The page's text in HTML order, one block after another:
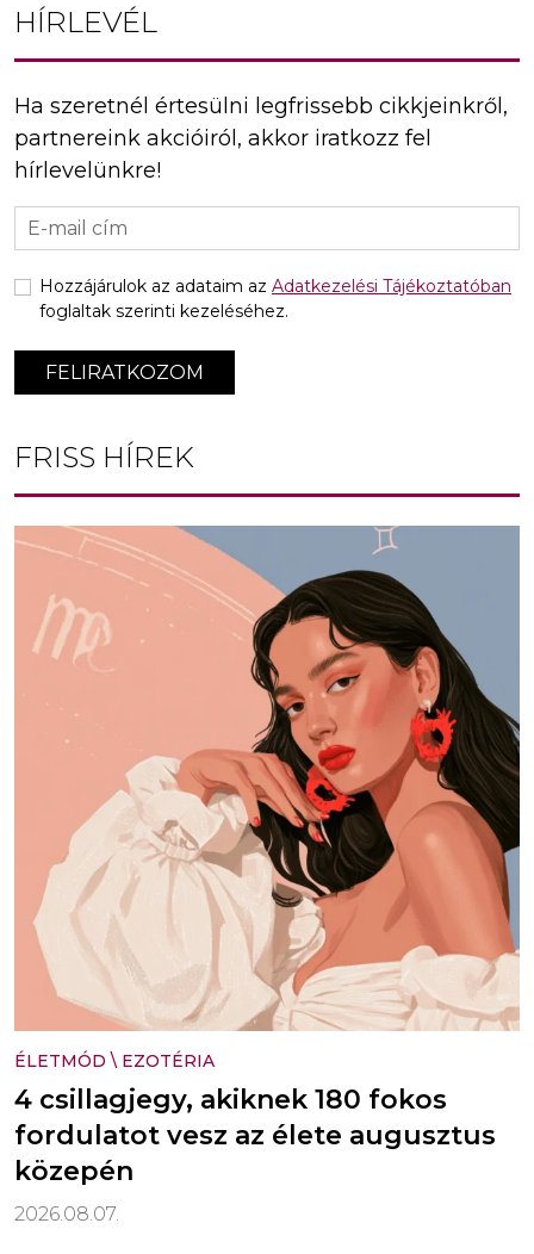
HÍRLEVÉL
Ha szeretnél értesülni legfrissebb cikkjeinkről,
partnereink akcióiról, akkor iratkozz fel
hírlevelünkre!
FELIRATKOZOM
Hozzájárulok az adataim az Adatkezelési Tájékoztatóban
foglaltak szerinti kezeléséhez.
FRISS HÍREK
ÉLETMÓD \ EZOTÉRIA
4 csillagjegy, akiknek 180 fokos
fordulatot vesz az élete augusztus
közepén
2026.08.07.